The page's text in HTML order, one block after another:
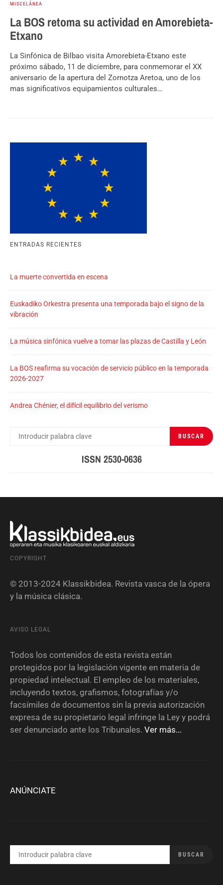
MISCELÁNEA
La BOS retoma su actividad en Amorebieta-
Etxano
La Sinfónica de Bilbao visita Amorebieta-Etxano este
próximo sábado, 11 de diciembre, para conmemorar el XX
aniversario de la apertura del Zornotza Aretoa, uno de los
mas significativos equipamientos culturales…
ENTRADAS RECIENTES
La muerte convertida en escena
Euskadiko Orkestra presenta una temporada bajo el signo de la
vibración
La música sinfónica vuelve a tomar las plazas de Castilla y León
La BOS reafirma su vocación de servicio público en la temporada
2026-2027
Andrea Chénier, el difícil equilibrio del verismo
POR:
BUSCAR
ISSN 2530-0636
COPYRIGHT
© 2013-2024 Klassikbidea. Revista vasca de la ópera
y la música clásica.
AVISO LEGAL
Todos los contenidos de esta revista están
protegidos por la legislación vigente en materia de
propiedad intelectual. El empleo de los materiales,
incluyendo textos, grafismos, fotografías y/o
facsímiles de documentos sin la previa autorización
expresa de su propietario legal infringe la Ley y podrá
ser denunciado ante los Tribunales. Ver más...
ANÚNCIATE
POR:
BUSCAR